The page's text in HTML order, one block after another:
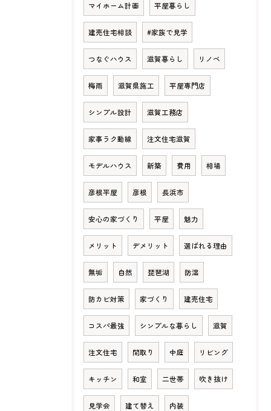
マイホーム計画 平屋暮らし
建売住宅相談 #家族で見学
つなぐハウス 滋賀暮らし リノベ
梅雨 滋賀県施工 平屋専門店
シンプル設計 滋賀工務店
家事ラク動線 注文住宅滋賀
モデルハウス 新築 費用 相場
彦根平屋 彦根 長浜市
安心の家づくり 平屋 魅力
メリット デメリット 選ばれる理由
無垢 自然 琵琶湖 防湿
防カビ対策 家づくり 建売住宅
コスパ最強 シンプルな暮らし 滋賀
注文住宅 間取り 中庭 リビング
キッチン 和室 二世帯 吹き抜け
見学会 建て替え 内装